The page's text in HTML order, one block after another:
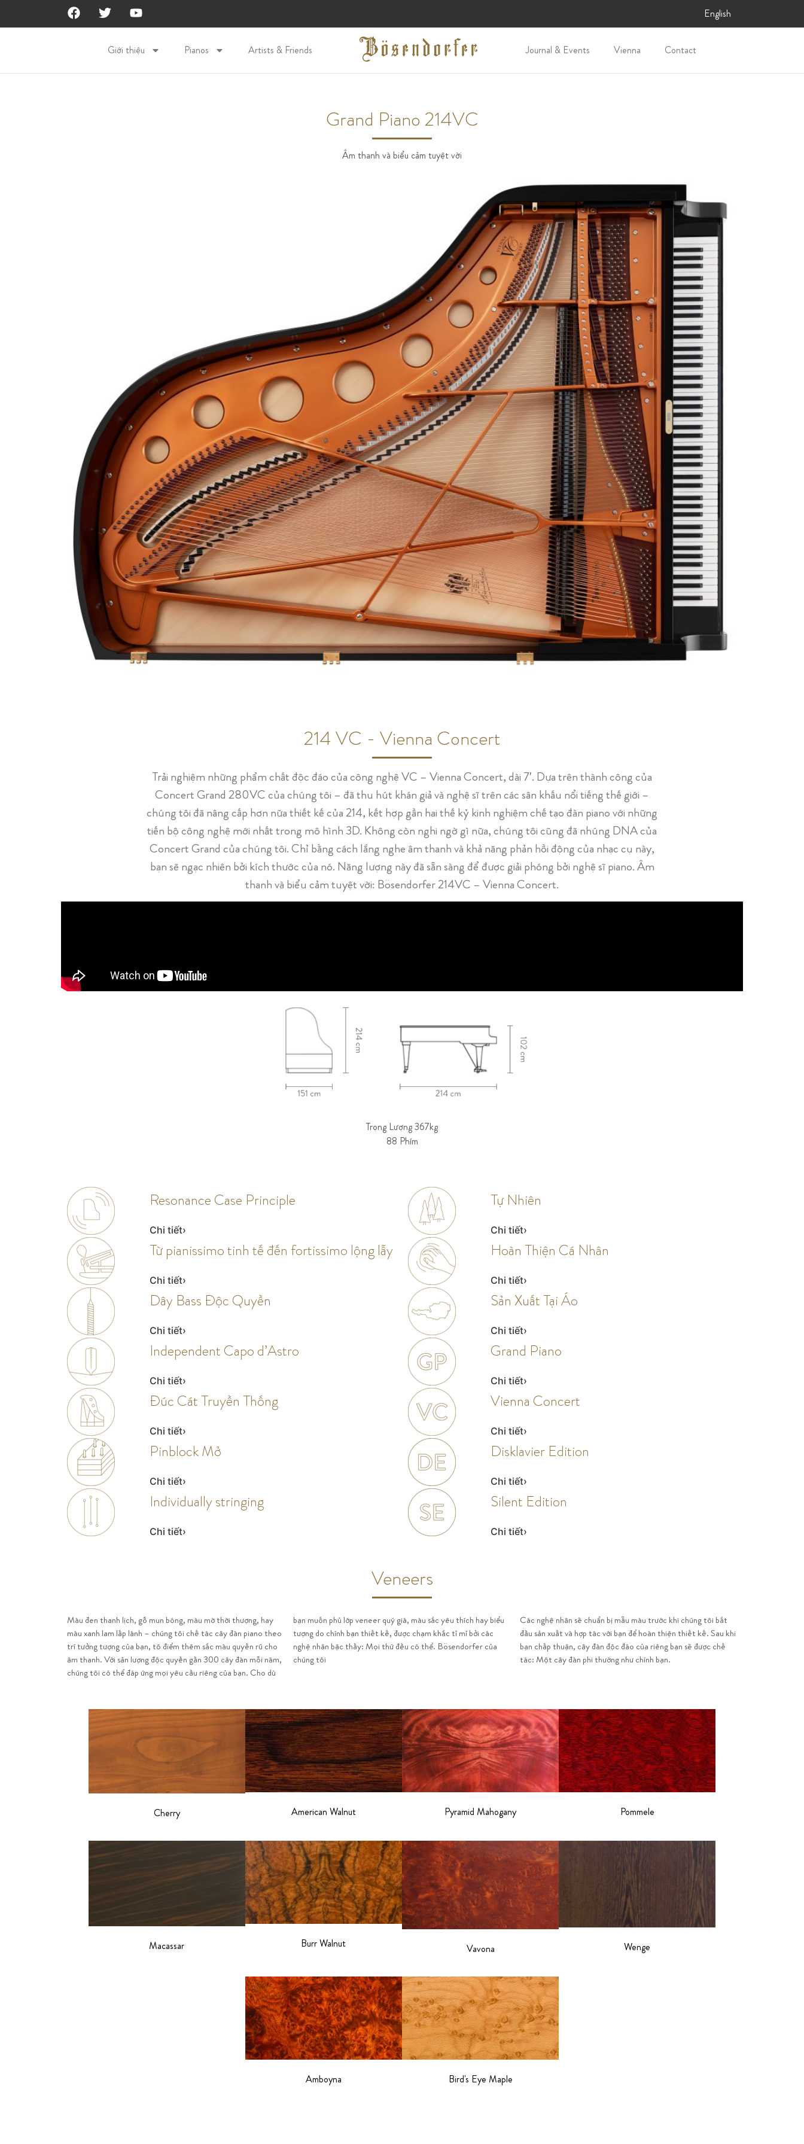
English
Giới thiệu Pianos Artists & Friends Journal & Events Vienna Contact
Grand Piano 214VC
Âm thanh và biểu cảm tuyệt vời
214 VC - Vienna Concert
Trải nghiệm những phẩm chất độc đáo của công nghệ VC – Vienna Concert, dài 7′. Dựa trên thành công của
Concert Grand 280VC của chúng tôi – đã thu hút khán giả và nghệ sĩ trên các sân khấu nổi tiếng thế giới –
chúng tôi đã nâng cấp hơn nữa thiết kế của 214, kết hợp gần hai thế kỷ kinh nghiệm chế tạo đàn piano với những
tiến bộ công nghệ mới nhất trong mô hình 3D. Không còn nghi ngờ gì nữa, chúng tôi cũng đã nhúng DNA của
Concert Grand của chúng tôi. Chỉ bằng cách lắng nghe âm thanh và khả năng phản hồi động của nhạc cụ này,
bạn sẽ ngạc nhiên bởi kích thước của nó. Năng lượng này đã sẵn sàng để được giải phóng bởi nghệ sĩ piano. Âm
thanh và biểu cảm tuyệt vời: Bösendorfer 214VC – Vienna Concert.
Trọng Lượng 367kg
88 Phím
Resonance Case Principle
Chi tiết
Từ pianissimo tinh tế đến fortissimo lộng lẫy
Chi tiết
Dây Bass Độc Quyền
Chi tiết
Independent Capo d’Astro
Chi tiết
Đúc Cát Truyền Thống
Chi tiết
Pinblock Mở
Chi tiết
Individually stringing
Chi tiết
Tự Nhiên
Chi tiết
Hoàn Thiện Cá Nhân
Chi tiết
Sản Xuất Tại Áo
Chi tiết
Grand Piano
Chi tiết
Vienna Concert
Chi tiết
Disklavier Edition
Chi tiết
Silent Edition
Chi tiết
Veneers
Màu đen thanh lịch, gỗ mun bóng, màu mờ thời thượng, hay
màu xanh lam lấp lánh – chúng tôi chế tác cây đàn piano theo
trí tưởng tượng của bạn, tô điểm thêm sắc màu quyến rũ cho
âm thanh. Với sản lượng độc quyền gần 300 cây đàn mỗi năm,
chúng tôi có thể đáp ứng mọi yêu cầu riêng của bạn. Cho dù
bạn muốn phủ lớp veneer quý giá, màu sắc yêu thích hay biểu
tượng do chính bạn thiết kế, được chạm khắc tỉ mỉ bởi các
nghệ nhân bậc thầy: Mọi thứ đều có thể. Bösendorfer của
chúng tôi
Các nghệ nhân sẽ chuẩn bị mẫu màu trước khi chúng tôi bắt
đầu sản xuất và hợp tác với bạn để hoàn thiện thiết kế. Sau khi
bạn chấp thuận, cây đàn độc đáo của riêng bạn sẽ được chế
tác: Một cây đàn phi thường như chính bạn.
Cherry American Walnut Pyramid Mahogany Pommele
Macassar Burr Walnut Vavona Wenge
Amboyna Bird's Eye Maple